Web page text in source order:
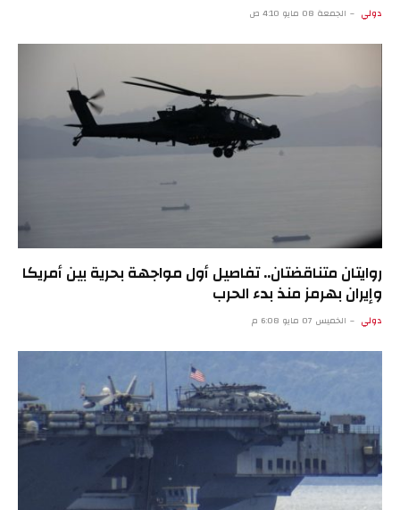
دولي الجمعة 08 مايو 4:10 ص
روايتان متناقضتان.. تفاصيل أول مواجهة بحرية بين أمريكا
وإيران بهرمز منذ بدء الحرب
دولي الخميس 07 مايو 6:08 م